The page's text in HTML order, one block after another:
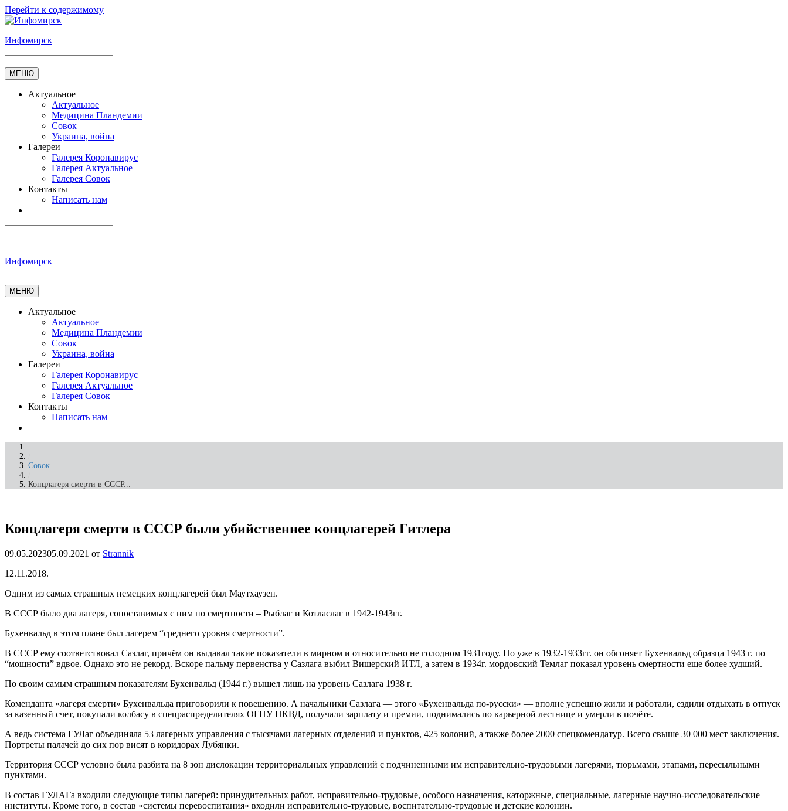
Перейти к содержимому
Инфомирск
МЕНЮ
Актуальное
Актуальное
Медицина Пландемии
Совок
Украина, война
Галереи
Галерея Коронавирус
Галерея Актуальное
Галерея Совок
Контакты
Написать нам
Инфомирск
МЕНЮ
Актуальное
Актуальное
Медицина Пландемии
Совок
Украина, война
Галереи
Галерея Коронавирус
Галерея Актуальное
Галерея Совок
Контакты
Написать нам
Совок
Концлагеря смерти в СССР...
Концлагеря смерти в СССР были убийственнее концлагерей Гитлера
09.05.202305.09.2021 от Strannik
12.11.2018.
Одним из самых страшных немецких концлагерей был Маутхаузен.
В СССР было два лагеря, сопоставимых с ним по смертности – Рыблаг и Котласлаг в 1942-1943гг.
Бухенвальд в этом плане был лагерем “среднего уровня смертности”.
В СССР ему соответствовал Сазлаг, причём он выдавал такие показатели в мирном и относительно не голодном 1931году. Но уже в 1932-1933гг. он обгоняет Бухенвальд образца 1943 г. по
“мощности” вдвое. Однако это не рекорд. Вскоре пальму первенства у Сазлага выбил Вишерский ИТЛ, а затем в 1934г. мордовский Темлаг показал уровень смертности еще более худший.
По своим самым страшным показателям Бухенвальд (1944 г.) вышел лишь на уровень Сазлага 1938 г.
Коменданта «лагеря смерти» Бухенвальда приговорили к повешению. А начальники Сазлага — этого «Бухенвальда по-русски» — вполне успешно жили и работали, ездили отдыхать в отпуск
за казенный счет, покупали колбасу в спецраспределителях ОГПУ НКВД, получали зарплату и премии, поднимались по карьерной лестнице и умерли в почёте.
А ведь система ГУЛаг объединяла 53 лагерных управления с тысячами лагерных отделений и пунктов, 425 колоний, а также более 2000 спецкомендатур. Всего свыше 30 000 мест заключения.
Портреты палачей до сих пор висят в коридорах Лубянки.
Территория СССР условно была разбита на 8 зон дислокации территориальных управлений с подчиненными им исправительно-трудовыми лагерями, тюрьмами, этапами, пересыльными
пунктами.
В состав ГУЛАГа входили следующие типы лагерей: принудительных работ, исправительно-трудовые, особого назначения, каторжные, специальные, лагерные научно-исследовательские
институты. Кроме того, в состав «системы перевоспитания» входили исправительно-трудовые, воспитательно-трудовые и детские колонии.